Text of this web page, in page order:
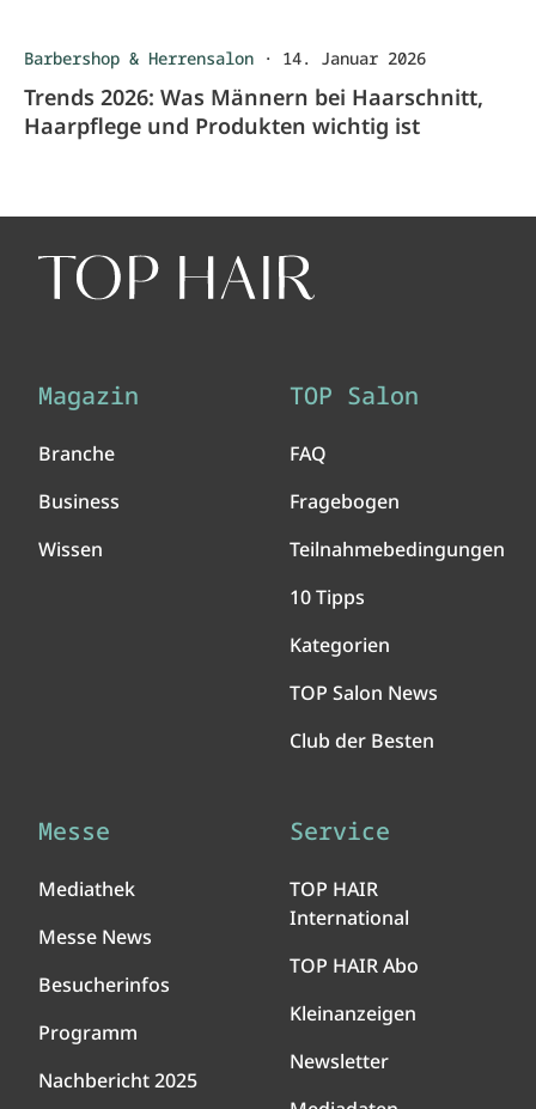
Barbershop & Herrensalon · 14. Januar 2026
Trends 2026: Was Männern bei Haarschnitt,
Haarpflege und Produkten wichtig ist
Magazin
Branche
Business
Wissen
TOP Salon
FAQ
Fragebogen
Teilnahmebedingungen
10 Tipps
Kategorien
TOP Salon News
Club der Besten
Messe
Mediathek
Messe News
Besucherinfos
Programm
Nachbericht 2025
Service
TOP HAIR
International
TOP HAIR Abo
Kleinanzeigen
Newsletter